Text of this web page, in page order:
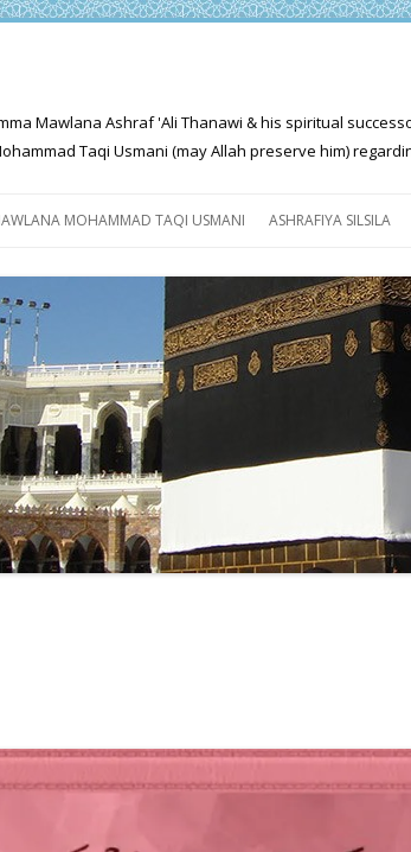
Mawlana Ashraf 'Ali Thanawi & his spiritual
Taqi Usmani (may Allah preserve him)
MOHAMMAD TAQI USMANI ASHRAFIYA SILSILA
ASHRAFIYA PATH
FOR THE SEEKER
PROGRESS EXPLAINED